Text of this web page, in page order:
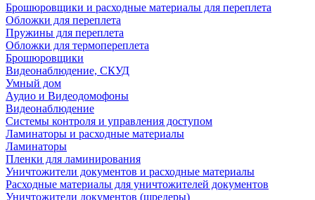
Брошюровщики и расходные материалы для переплета
Обложки для переплета
Пружины для переплета
Обложки для термопереплета
Брошюровщики
Видеонаблюдение, СКУД
Умный дом
Аудио и Видеодомофоны
Видеонаблюдение
Системы контроля и управления доступом
Ламинаторы и расходные материалы
Ламинаторы
Пленки для ламинирования
Уничтожители документов и расходные материалы
Расходные материалы для уничтожителей документов
Уничтожители документов (шредеры)